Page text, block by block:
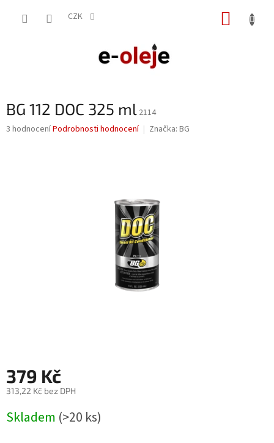
CZK
BG 112 DOC 325 ml 2114
Průměrné
3 hodnoceníPodrobnosti hodnocení Značka: BG
379 Kč
313,22 Kč bez DPH
cena:
Skladem (>20 ks)